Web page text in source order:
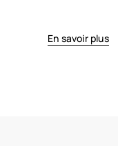
En savoir plus